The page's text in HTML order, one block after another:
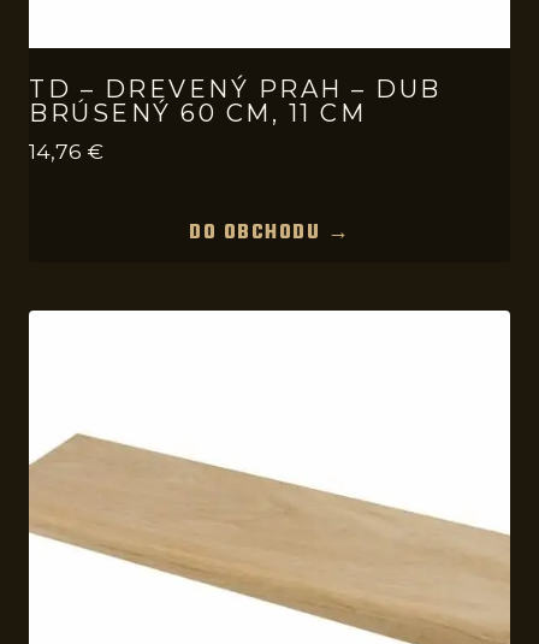
TD – DREVENÝ PRAH – DUB
BRÚSENÝ 60 CM, 11 CM
14,76 €
DO OBCHODU →